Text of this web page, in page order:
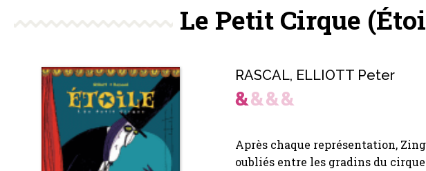
Le Petit Cirque
RASCAL, ELLIOTT Peter
Après chaque représentation,
oubliés entre les gradins du